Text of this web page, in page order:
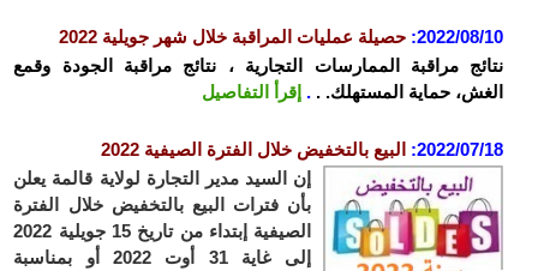
2022/08/10
: حصيلة عمليات المراقبة خلال شهر جويلية 2022
نتائج مراقبة الممارسات التجارية ، نتائج مراقبة الجودة وقمع
الغش، حماية المستهلك. . . إقرأ التفاصيل
2022/07/18
: البيع بالتخفيض خلال الفترة الصيفية 2022
إن السيد مدير التجارة لولاية قالمة يعلن
بأن فترات البيع بالتخفيض خلال الفترة
الصيفية إبتداء من تاريخ 15 جويلية 2022
إلى غاية 31 أوت 2022 أو بمناسبة